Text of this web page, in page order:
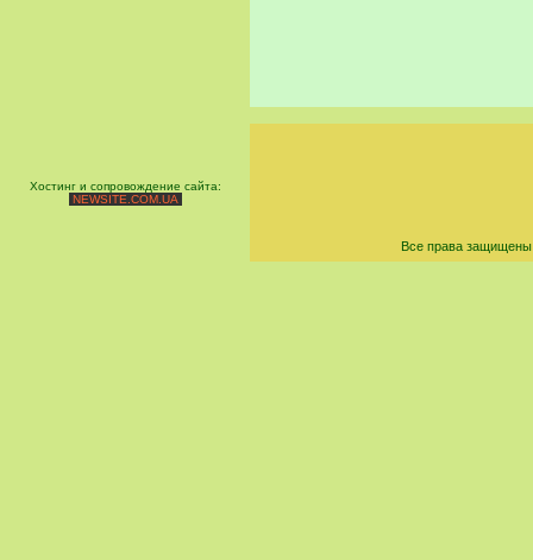
Хостинг и сопровождение сайта:
NEWSITE.COM.UA
Все права